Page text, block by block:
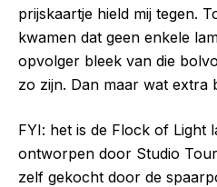
prijskaartje hield mij tegen.
kwamen dat geen enkele
opvolger bleek van die
zo zijn. Dan maar wat extra
FYI: het is de Flock of Light
ontworpen door Studio
zelf gekocht door de